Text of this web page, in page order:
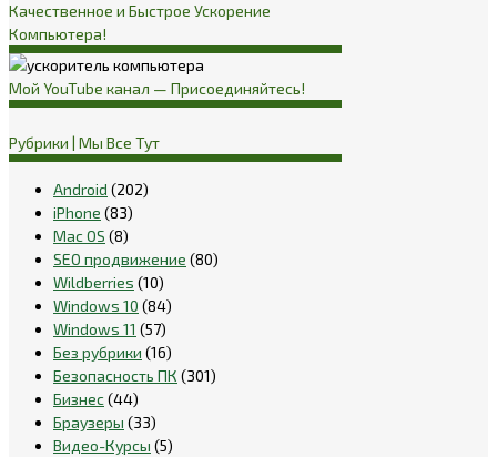
Качественное и Быстрое Ускорение
Компьютера!
Мой YouTube канал — Присоединяйтесь!
Рубрики | Мы Все Тут
Android (202)
iPhone (83)
Mac OS (8)
SEO продвижение (80)
Wildberries (10)
Windows 10 (84)
Windows 11 (57)
Без рубрики (16)
Безопасность ПК (301)
Бизнес (44)
Браузеры (33)
Видео-Курсы (5)